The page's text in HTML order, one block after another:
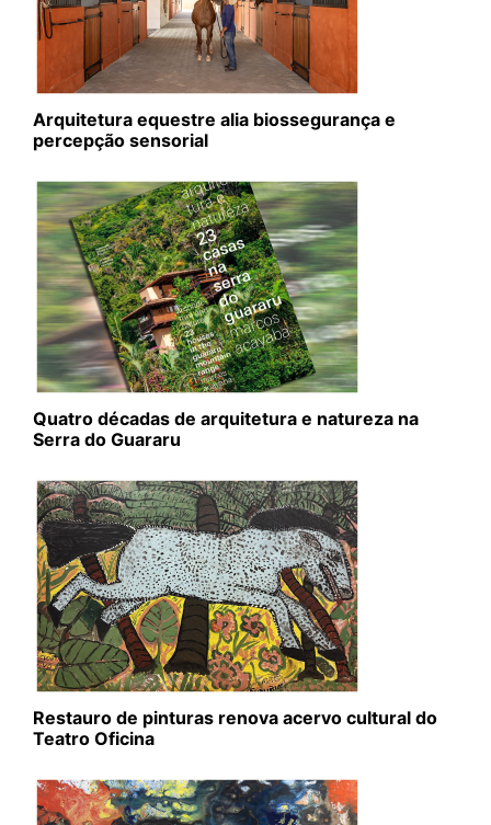
Arquitetura equestre alia biossegurança e
percepção sensorial
Quatro décadas de arquitetura e natureza na
Serra do Guararu
Restauro de pinturas renova acervo cultural do
Teatro Oficina